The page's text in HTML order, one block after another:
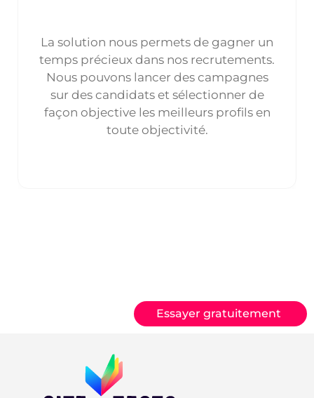
La solution nous permets de gagner un
temps précieux dans nos recrutements.
Nous pouvons lancer des campagnes
sur des candidats et sélectionner de
façon objective les meilleurs profils en
toute objectivité.
Essayer gratuitement